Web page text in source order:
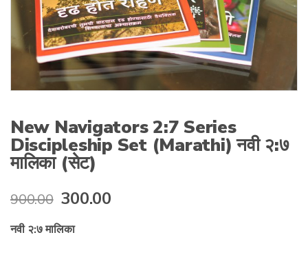
New Navigators 2:7 Series
Discipleship Set (Marathi) नवी २:७
मालिका (सेट)
900.00 Original
price
300.00Current
नवी २:७ मालिका